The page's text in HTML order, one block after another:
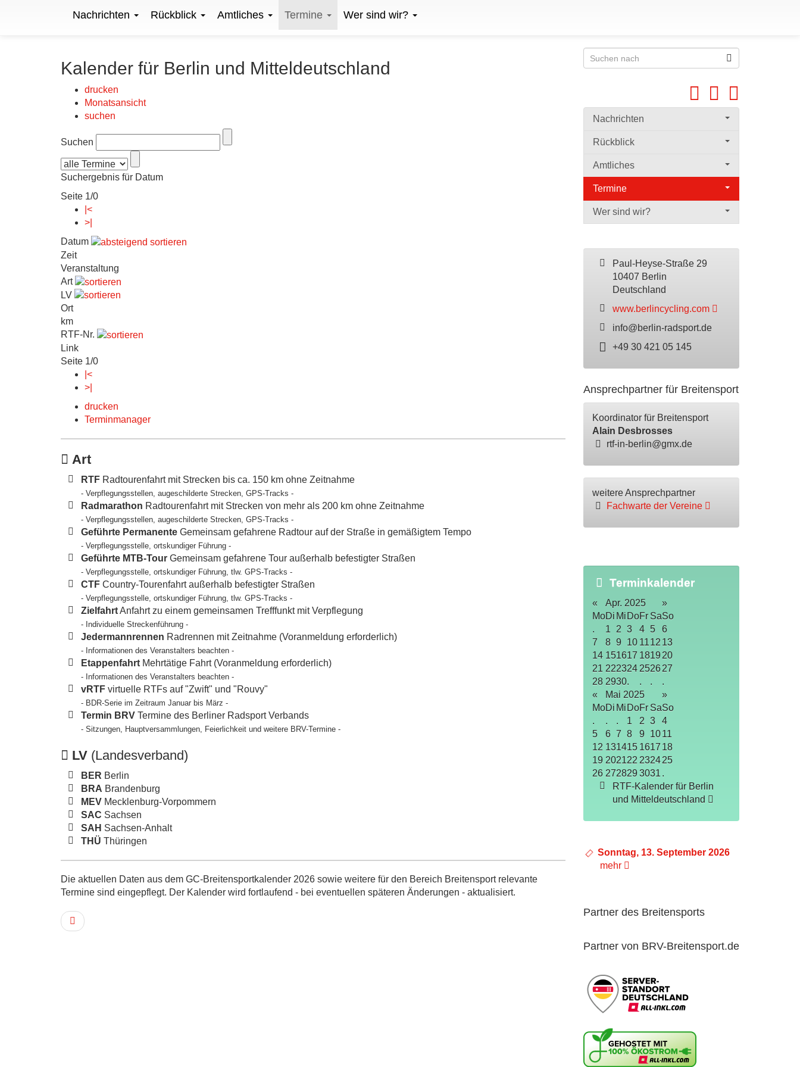
Nachrichten Rückblick Amtliches Termine Wer sind wir?
Kalender für Berlin und Mitteldeutschland
drucken
Monatsansicht
suchen
Suchen
Suchergebnis für Datum
Seite 1/0
|<
>|
Datum
Zeit
Veranstaltung
Art
LV
Ort
km
RTF-Nr.
Link
Seite 1/0
|<
>|
drucken
Terminmanager
Art
RTF Radtourenfahrt mit Strecken bis ca. 150 km ohne Zeitnahme
- Verpflegungsstellen, augeschilderte Strecken, GPS-Tracks -
Radmarathon Radtourenfahrt mit Strecken von mehr als 200 km ohne Zeitnahme
- Verpflegungsstellen, augeschilderte Strecken, GPS-Tracks -
Geführte Permanente Gemeinsam gefahrene Radtour auf der Straße in gemäßigtem Tempo
- Verpflegungsstelle, ortskundiger Führung -
Geführte MTB-Tour Gemeinsam gefahrene Tour außerhalb befestigter Straßen
- Verpflegungsstelle, ortskundiger Führung, tlw. GPS-Tracks -
CTF Country-Tourenfahrt außerhalb befestigter Straßen
- Verpflegungsstelle, ortskundiger Führung, tlw. GPS-Tracks -
ZielfahrtAnfahrt zu einem gemeinsamen Trefffunkt mit Verpflegung
- Individuelle Streckenführung -
Jedermannrennen Radrennen mit Zeitnahme (Voranmeldung erforderlich)
- Informationen des Veranstalters beachten -
Etappenfahrt Mehrtätige Fahrt (Voranmeldung erforderlich)
- Informationen des Veranstalters beachten -
vRTF virtuelle RTFs auf "Zwift" und "Rouvy"
- BDR-Serie im Zeitraum Januar bis März -
Termin BRV Termine des Berliner Radsport Verbands
- Sitzungen, Hauptversammlungen, Feierlichkeit und weitere BRV-Termine -
LV (Landesverband)
BER Berlin
BRA Brandenburg
MEV Mecklenburg-Vorpommern
SAC Sachsen
SAH Sachsen-Anhalt
THÜ Thüringen
Die aktuellen Daten aus dem GC-Breitensportkalender 2026 sowie weitere für den Bereich Breitensport relevante
Termine sind eingepflegt. Der Kalender wird fortlaufend - bei eventuellen späteren Änderungen - aktualisiert.
Nachrichten
Rückblick
Amtliches
Termine
Wer sind wir?
Paul-Heyse-Straße 29
10407 Berlin
Deutschland
www.berlincycling.com
info@berlin-radsport.de
+49 30 421 05 145
Ansprechpartner für Breitensport
Koordinator für Breitensport
Alain Desbrosses
rtf-in-berlin@gmx.de
weitere Ansprechpartner
Fachwarte der Vereine
Terminkalender
« Apr. 2025
»
MoDi Mi DoFr SaSo
.
1 2 3 4 5
6
7
8 9 10 1112 13
14 151617 1819 20
21 222324 2526 27
28 2930. . .
.
«
Mai 2025
»
MoDi Mi DoFr SaSo
.
. . 1 2 3
4
5
6 7 8 9 10 11
12 131415 1617 18
19 202122 2324 25
26 272829 3031 .
RTF-Kalender für Berlin
und Mitteldeutschland
Sonntag, 13. September 2026
mehr
Partner des Breitensports
Partner von BRV-Breitensport.de